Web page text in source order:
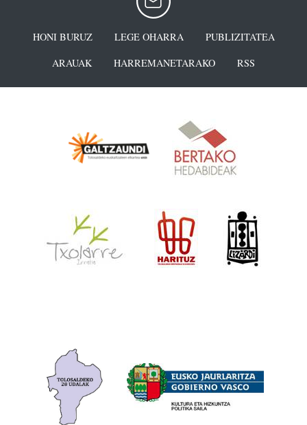
HONI BURUZ LEGE OHARRA
PUBLIZITATEA
ARAUAK
HARREMANETARAKO RSS